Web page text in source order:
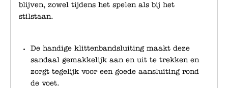
blijven, zowel tijdens het spelen als bij het
stilstaan.
De handige klittenbandsluiting maakt deze
sandaal gemakkelijk aan en uit te trekken en
zorgt tegelijk voor een goede aansluiting rond
de voet.